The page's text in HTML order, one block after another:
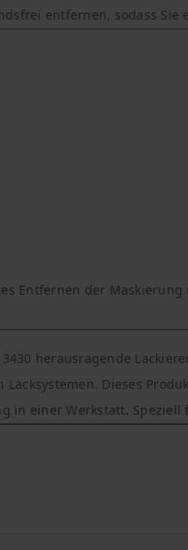
entfernen, sodass
Entfernen der Maskierung
herausragende
Dieses
einer Werkstatt. Speziell